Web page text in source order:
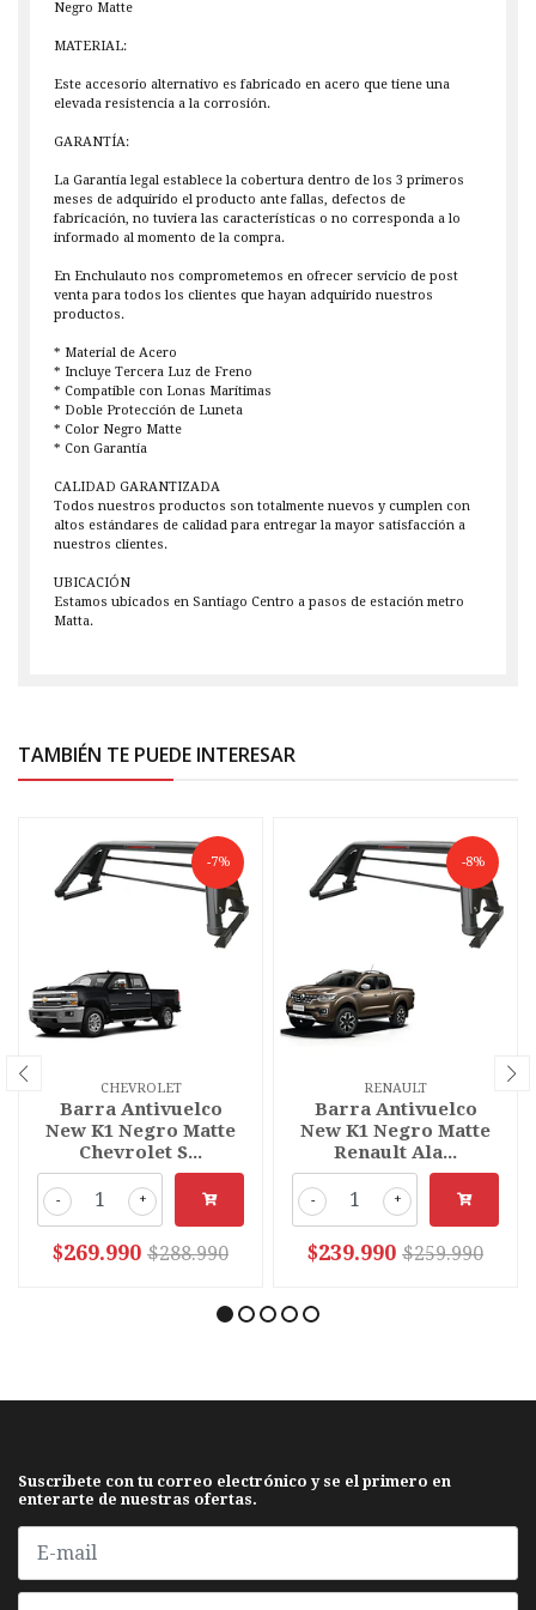
Negro Matte
MATERIAL:
Este accesorio alternativo es fabricado en acero que tiene una
elevada resistencia a la corrosión.
GARANTÍA:
La Garantía legal establece la cobertura dentro de los 3 primeros
meses de adquirido el producto ante fallas, defectos de
fabricación, no tuviera las características o no corresponda a lo
informado al momento de la compra.
En Enchulauto nos comprometemos en ofrecer servicio de post
venta para todos los clientes que hayan adquirido nuestros
productos.
* Material de Acero
* Incluye Tercera Luz de Freno
* Compatible con Lonas Marítimas
* Doble Protección de Luneta
* Color Negro Matte
* Con Garantía
CALIDAD GARANTIZADA
Todos nuestros productos son totalmente nuevos y cumplen con
altos estándares de calidad para entregar la mayor satisfacción a
nuestros clientes.
UBICACIÓN
Estamos ubicados en Santiago Centro a pasos de estación metro
Matta.
TAMBIÉN TE PUEDE INTERESAR
-7%
CHEVROLET
Barra Antivuelco
New K1 Negro Matte
Chevrolet S...
+
-
$269.990 $288.990
-8%
RENAULT
Barra Antivuelco
New K1 Negro Matte
Renault Ala...
+
-
$239.990 $259.990
Suscribete con tu correo electrónico y se el primero en
enterarte de nuestras ofertas.